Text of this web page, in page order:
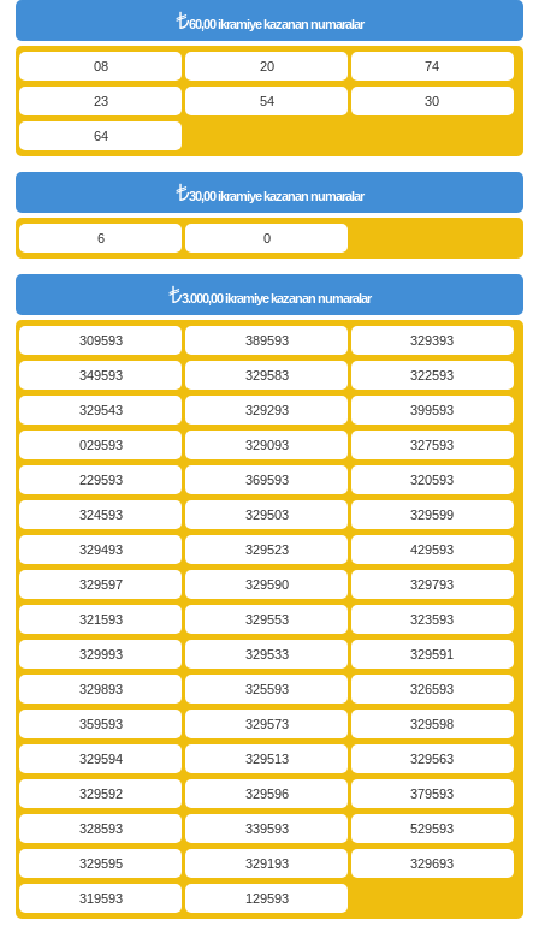
60,00 ikramiye kazanan numaralar
08 20 74
23 54 30
64
30,00 ikramiye kazanan numaralar
6 0
3.000,00 ikramiye kazanan numaralar
309593 389593 329393
349593 329583 322593
329543 329293 399593
029593 329093 327593
229593 369593 320593
324593 329503 329599
329493 329523 429593
329597 329590 329793
321593 329553 323593
329993 329533 329591
329893 325593 326593
359593 329573 329598
329594 329513 329563
329592 329596 379593
328593 339593 529593
329595 329193 329693
319593 129593